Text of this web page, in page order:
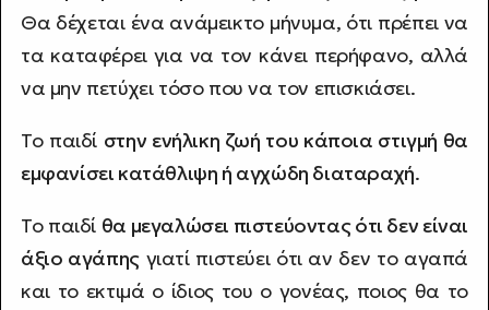
Θα δέχεται ένα ανάμεικτο μήνυμα, ότι πρέπει να
τα καταφέρει για να τον κάνει περήφανο, αλλά
να μην πετύχει τόσο που να τον επισκιάσει.
Το παιδί στην ενήλικη ζωή του κάποια στιγμή θα
εμφανίσει κατάθλιψη ή αγχώδη διαταραχή.
Το παιδί θα μεγαλώσει πιστεύοντας ότι δεν είναι
άξιο αγάπηςγιατί πιστεύει ότι αν δεν το αγαπά
και το εκτιμά ο ίδιος του ο γονέας, ποιος θα το